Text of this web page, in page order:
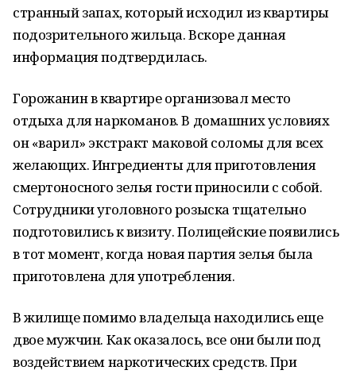
странный запах, который исходил из квартиры
подозрительного жильца. Вскоре данная
информация подтвердилась.
Горожанин в квартире организовал место
отдыха для наркоманов. В домашних условиях
он «варил» экстракт маковой соломы для всех
желающих. Ингредиенты для приготовления
смертоносного зелья гости приносили с собой.
Сотрудники уголовного розыска тщательно
подготовились к визиту. Полицейские появились
в тот момент, когда новая партия зелья была
приготовлена для употребления.
В жилище помимо владельца находились еще
двое мужчин. Как оказалось, все они были под
воздействием наркотических средств. При